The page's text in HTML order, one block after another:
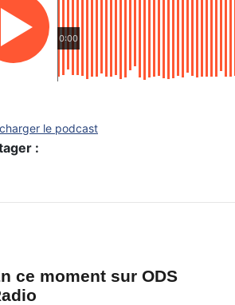
0:00
le podcast
:
ce moment sur ODS